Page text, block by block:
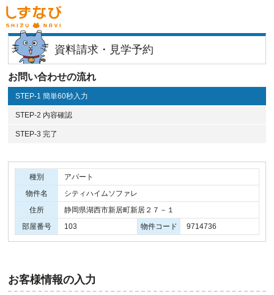
資料請求・見学予約
お問い合わせの流れ
STEP-1 簡単60秒入力
STEP-2 内容確認
STEP-3 完了
種別
アパート
物件名
シティハイムソファレ
住所
静岡県湖西市新居町新居２７－１
部屋番号
103 物件コード 9714736
お客様情報の入力